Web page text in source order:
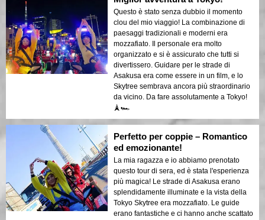
Questo è stato senza dubbio il momento
clou del mio viaggio! La combinazione di
paesaggi tradizionali e moderni era
mozzafiato. Il personale era molto
organizzato e si è assicurato che tutti si
divertissero. Guidare per le strade di
Asakusa era come essere in un film, e lo
Skytree sembrava ancora più straordinario
da vicino. Da fare assolutamente a Tokyo!
🗼🏎️
Perfetto per coppie – Romantico
ed emozionante!
La mia ragazza e io abbiamo prenotato
questo tour di sera, ed è stata l'esperienza
più magica! Le strade di Asakusa erano
splendidamente illuminate e la vista della
Tokyo Skytree era mozzafiato. Le guide
erano fantastiche e ci hanno anche scattato